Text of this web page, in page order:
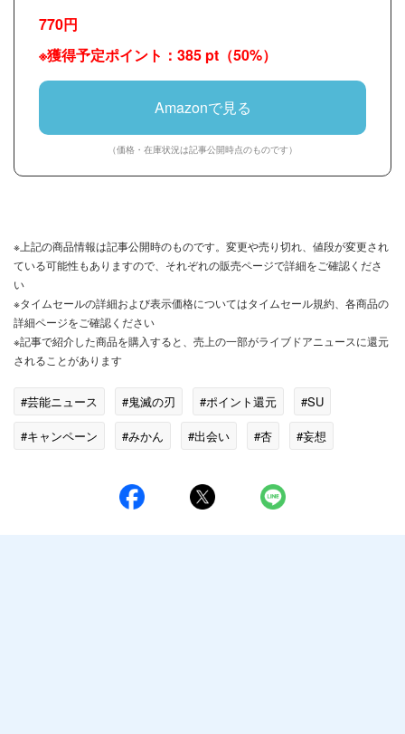
770円
※獲得予定ポイント：385 pt（50%）
Amazonで見る
（価格・在庫状況は記事公開時点のものです）
※上記の商品情報は記事公開時のものです。変更や売り切れ、値段が変更され
ている可能性もありますので、それぞれの販売ページで詳細をご確認くださ
い
※タイムセールの詳細および表示価格についてはタイムセール規約、各商品の
詳細ページをご確認ください
※記事で紹介した商品を購入すると、売上の一部がライブドアニュースに還元
されることがあります
#芸能ニュース #鬼滅の刃 #ポイント還元
#SU
#キャンペーン
#みかん #出会い #杏 #妄想